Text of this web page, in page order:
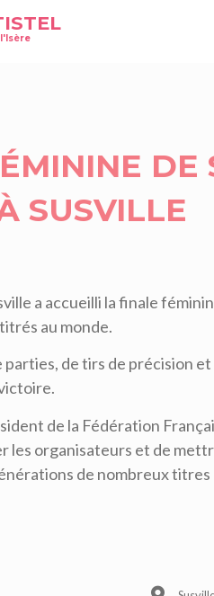
DE
SUSVILLE
a accueilli la finale
au monde.
de tirs de précision
de la Fédération
les organisateurs et de
de nombreux titres